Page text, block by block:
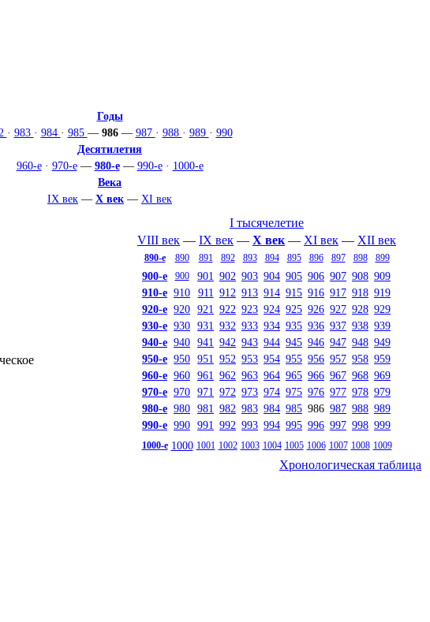
Годы
· 983 · 984 · 985 — 986 — 987 · 988 · 989 · 990
Десятилетия
960-е· 970-е— 980-е— 990-е· 1000-е
Века
IX век — X век — XI век
I тысячелетие
VIII век — IX век — X век — XI век — XII век
890-е 890 891 892 893 894 895 896 897 898 899
900-е 900 901 902 903 904 905 906 907 908 909
910-е 910 911 912 913 914 915 916 917 918 919
920-е 920 921 922 923 924 925 926 927 928 929
930-е 930 931 932 933 934 935 936 937 938 939
940-е 940 941 942 943 944 945 946 947 948 949
950-е 950 951 952 953 954 955 956 957 958 959
960-е 960 961 962 963 964 965 966 967 968 969
970-е 970 971 972 973 974 975 976 977 978 979
980-е 980 981 982 983 984 985 986 987 988 989
990-е 990 991 992 993 994 995 996 997 998 999
1000-е 1000 1001 1002 1003 1004 1005 1006 1007 1008 1009
Хронологическая таблица